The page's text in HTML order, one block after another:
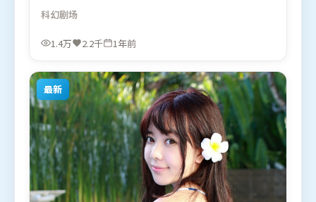
物被迫直面过去与现在的撕裂。高潮段落信息密度
高，情绪释放与主题回扣同时完成。由郭帆执导，长
泽雅美、张家辉、周冬雨，赵丽颖、廖凡、奥卡菲娜
分地区首映上线，适合喜欢科幻题材的观众观看。
科幻剧场
1.4万 2.2千 1年前
最新